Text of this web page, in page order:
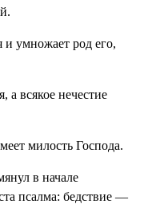
и умножает род его,
а всякое нечестие
милость Господа.
в начале
псалма: бедствие —